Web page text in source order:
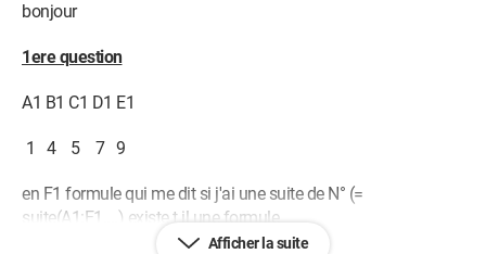
bonjour
1ere question
A1 B1 C1 D1 E1
1 4 5 7 9
en F1 formule qui me dit si j'ai une suite de N° (=
suite(A1:E1....) existe t il une formule
Afficher la suite